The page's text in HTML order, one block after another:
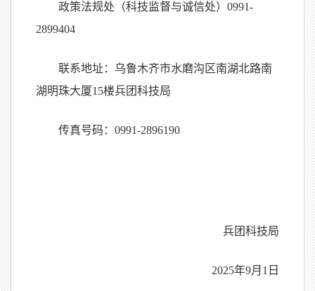
政策法规处（科技监督与诚信处）0991-
2899404
联系地址：乌鲁木齐市水磨沟区南湖北路南
湖明珠大厦15楼兵团科技局
传真号码：0991-2896190
兵团科技局
2025年9月1日